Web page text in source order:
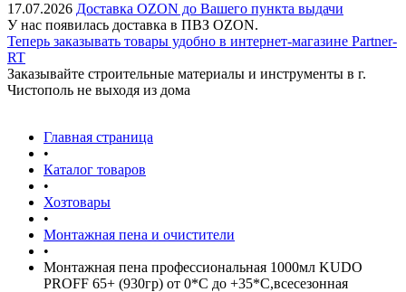
17.07.2026 Доставка OZON до Вашего пункта выдачи
У нас появилась доставка в ПВЗ OZON.
Теперь заказывать товары удобно в интернет-магазине Partner-
RT
Заказывайте строительные материалы и инструменты в г.
Чистополь не выходя из дома
Главная страница
•
Каталог товаров
•
Хозтовары
•
Монтажная пена и очистители
•
Монтажная пена профессиональная 1000мл KUDO
PROFF 65+ (930гр) от 0*С до +35*С,всесезонная